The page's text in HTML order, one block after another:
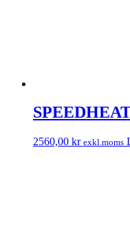
2560,00 kr exkl.moms